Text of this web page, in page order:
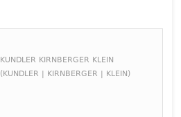
KUNDLER KIRNBERGER KLEIN
(KUNDLER | KIRNBERGER | KLEIN)